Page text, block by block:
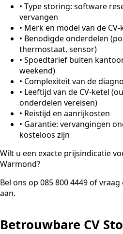
• Type storing: software
vervangen
• Merk en model van de CV-
• Benodigde onderdelen
thermostaat, sensor)
• Spoedtarief buiten
weekend)
• Complexiteit van de
• Leeftijd van de CV-ketel
onderdelen vereisen)
• Reistijd en aanrijkosten
• Garantie: vervangingen
kosteloos zijn
Wilt u een exacte prijsindicatie
Warmond?
Bel ons op 085 800 4449 of
aan.
Betrouwbare CV